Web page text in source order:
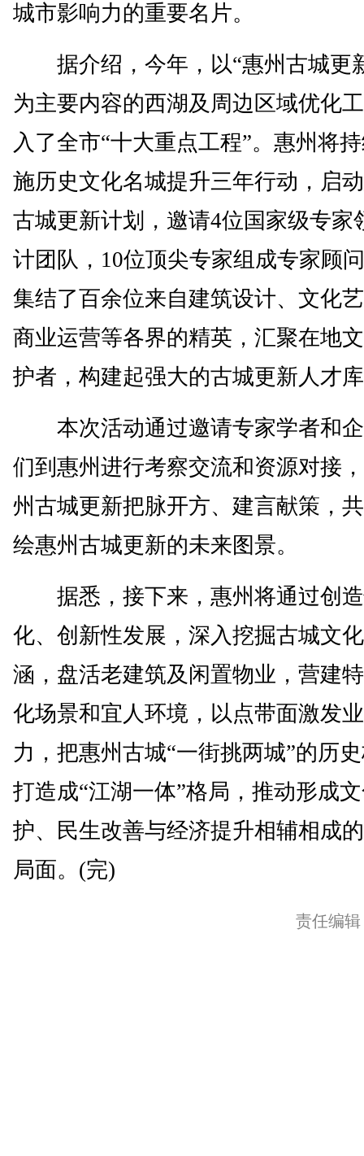
城市影响力的重要名片。
据介绍，今年，以“惠州古城更
为主要内容的西湖及周边区域优化
入了全市“十大重点工程”。惠州将
施历史文化名城提升三年行动，启
古城更新计划，邀请4位国家级专家
计团队，10位顶尖专家组成专家顾
集结了百余位来自建筑设计、文化
商业运营等各界的精英，汇聚在地
护者，构建起强大的古城更新人才
本次活动通过邀请专家学者和
们到惠州进行考察交流和资源对接
州古城更新把脉开方、建言献策，
绘惠州古城更新的未来图景。
据悉，接下来，惠州将通过创
化、创新性发展，深入挖掘古城文
涵，盘活老建筑及闲置物业，营建
化场景和宜人环境，以点带面激发
力，把惠州古城“一街挑两城”的历
打造成“江湖一体”格局，推动形成
护、民生改善与经济提升相辅相成
局面。(完)
责任编